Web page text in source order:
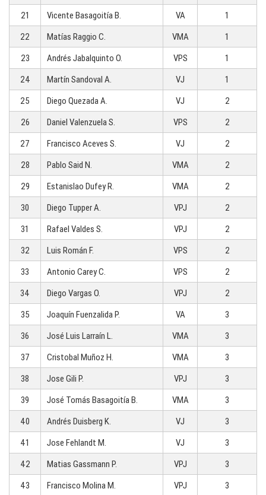
21
Vicente Basagoitía B. VA
1
22
Matías Raggio C. VMA
1
23
Andrés Jabalquinto O. VPS
1
24
Martín Sandoval A. VJ
1
25
Diego Quezada A. VJ
2
26
Daniel Valenzuela S. VPS
2
27
Francisco Aceves S. VJ
2
28
Pablo Said N. VMA
2
29
Estanislao Dufey R. VMA
2
30
Diego Tupper A. VPJ
2
31
Rafael Valdes S. VPJ
2
32
Luis Román F. VPS
2
33
Antonio Carey C. VPS
2
34
Diego Vargas O. VPJ
2
35
Joaquín Fuenzalida P. VA
3
36
José Luis Larraín L. VMA
3
37
Cristobal Muñoz H. VMA
3
38
Jose Gili P. VPJ
3
39
José Tomás Basagoitía B. VMA
3
40
Andrés Duisberg K. VJ
3
41
Jose Fehlandt M. VJ
3
42
Matias Gassmann P. VPJ
3
43
Francisco Molina M. VPJ
3